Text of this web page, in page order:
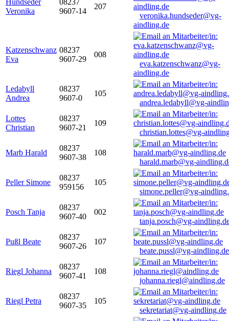
Hundseder
Veronika
08237
9607-14
207
veronika.hundseder@vg-
aindling.de
Katzenschwanz
Eva
08237
9607-29
008
eva.katzenschwanz@vg-
aindling.de
Ledabyll
Andrea
08237
9607-0
105
andrea.ledabyll@vg-
Lottes
Christian
08237
9607-21
109
christian.lottes@vg-
Marb Harald
08237
9607-38
108
harald.marb@vg-
Peller Simone
08237
959156
105
simone.peller@vg-
Posch Tanja
08237
9607-40
002
tanja.posch@vg-
Pußl Beate
08237
9607-26
107
beate.pussl@vg-aindling.de
Riegl Johanna
08237
9607-41
108
johanna.riegl@aindling.de
Riegl Petra
08237
9607-35
105
sekretariat@vg-aindling.de